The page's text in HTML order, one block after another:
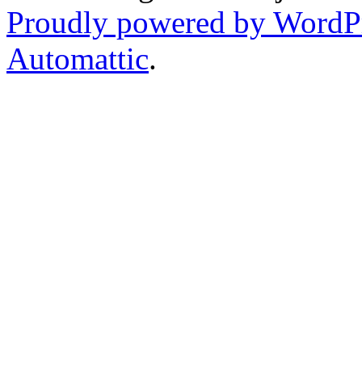
Proudly powered by
Automattic.